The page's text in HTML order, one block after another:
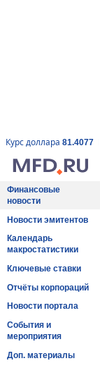
Курс доллара 81.4077
Финансовые
новости
Новости эмитентов
Календарь
макростатистики
Ключевые ставки
Отчёты корпораций
Новости портала
События и
мероприятия
Доп. материалы